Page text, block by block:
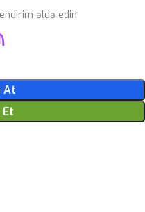
əldə edin
At